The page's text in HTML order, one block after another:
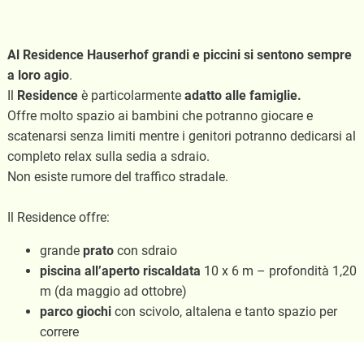
Al Residence Hauserhof grandi e piccini si sentono sempre
a loro agio.
Il Residenceè particolarmente adatto alle famiglie.
Offre molto spazio ai bambini che potranno giocare e
scatenarsi senza limiti mentre i genitori potranno dedicarsi al
completo relax sulla sedia a sdraio.
Non esiste rumore del traffico stradale.
Il Residence offre:
grande prato con sdraio
piscina all’aperto riscaldata 10 x 6 m – profondità 1,20
m (da maggio ad ottobre)
parco giochicon scivolo, altalena e tanto spazio per
correre